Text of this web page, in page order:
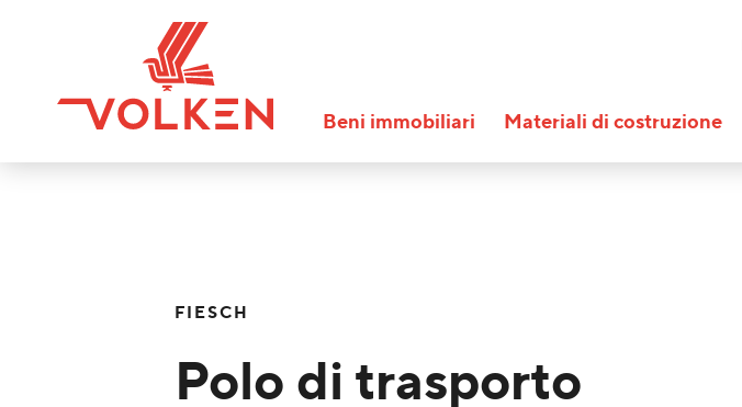
Beni immobiliari Materiali di costruzione
FIESCH
Polo di trasporto